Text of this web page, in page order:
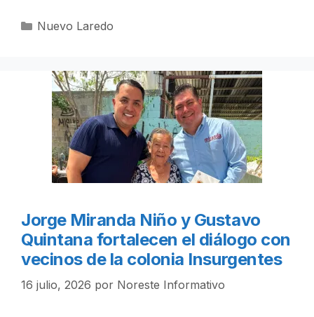
Categorías
Nuevo Laredo
Jorge Miranda Niño y Gustavo
Quintana fortalecen el diálogo con
vecinos de la colonia Insurgentes
16 julio, 2026 por Noreste Informativo